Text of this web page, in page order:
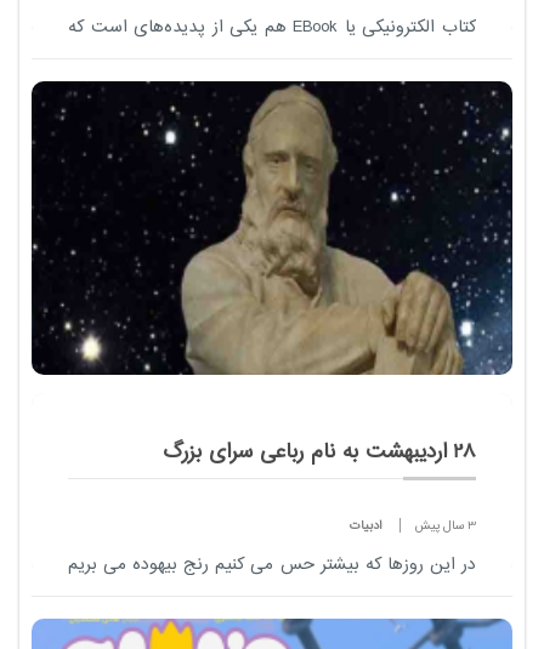
معرفی مجلات معتبر مد و فشن در دنیا
ادبیات
مجلات مد طیف وسیع و گسترده‌ای را شامل
می شود که نه تنها علاقه‌مندان به دنیای مد و
متخصصین حوزه‌ی فشن، بلکه جامعه ‌شناسان
و حتی روان‌ شناسان نیاز به مطالعه آن ها...
کتاب الکترونیکی یا EBook هم یکی از پدیده‌های است که
مراجعه به فروشگاه کتاب ترجیح می‌دهن...
28 اردیبهشت به نام رباعی سرای بزرگ
3 سال پیش ادبیات
در این روزها که بیشتر حس می کنیم رنج بیهوده می بریم
خیام: دوزخ، شرری ز رنج بیهودۀ ماست/ فردوس، دمی ز